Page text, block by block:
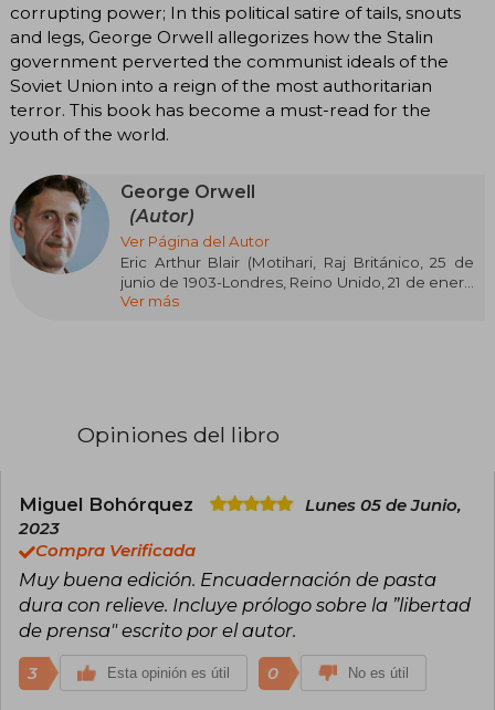
corrupting power; In this political satire of tails, snouts
and legs, George Orwell allegorizes how the Stalin
government perverted the communist ideals of the
Soviet Union into a reign of the most authoritarian
terror. This book has become a must-read for the
youth of the world.
George Orwell
(Autor)
Ver Página del Autor
Eric Arthur Blair (Motihari, Raj Británico, 25 de
junio de 1903-Londres, Reino Unido, 21 de enero
de 1950), conocido por su seudónimo de
autobiográficas vividas por el autor en tres
compromiso como representante de las
su juventud; a favor del socialismo democrático,
después de haber observado y sufrido las
condiciones de vida de las clases sociales de
los trabajadores de Londres y París; y en contra
de los totalitarismos nazi y estalinista tras su
participación en la guerra civil española, en el
bando republicano.
Ver más
Opiniones del libro
Miguel Bohórquez
Lunes 05 de Junio,
2023
Compra Verificada
Muy buena edición. Encuadernación de pasta
dura con relieve. Incluye prólogo sobre la ”libertad
de prensa" escrito por el autor.
3 Esta opinión es útil 0 No es útil